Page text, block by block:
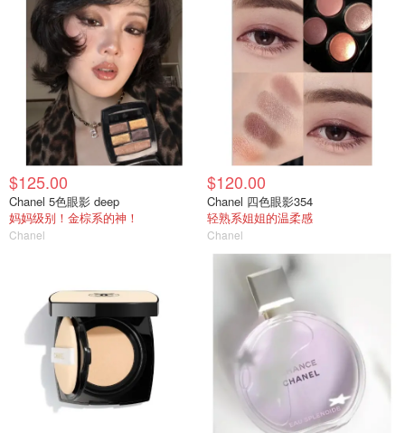
$125.00
Chanel 5色眼影 deep
妈妈级别！金棕系的神！
Chanel
$120.00
Chanel 四色眼影354
轻熟系姐姐的温柔感
Chanel